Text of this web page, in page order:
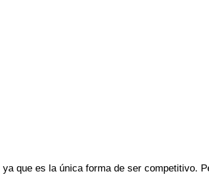
ya que es la única forma de ser competitivo.